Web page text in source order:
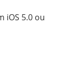
iOS 5.0 ou